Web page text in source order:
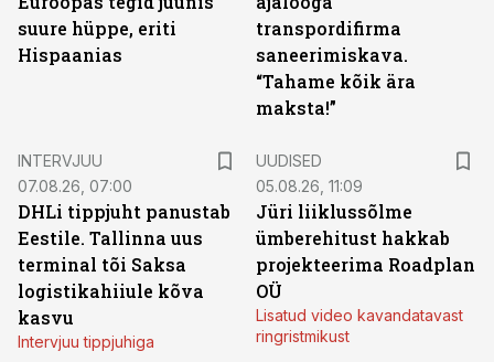
suure hüppe, eriti
Hispaanias
transpordifirma
saneerimiskava.
“Tahame kõik ära
maksta!”
INTERVJUU
07.08.26, 07:00
DHLi tippjuht panustab
Eestile. Tallinna uus
terminal tõi Saksa
logistikahiiule kõva
kasvu
Intervjuu tippjuhiga
UUDISED
05.08.26, 11:09
Jüri liiklussõlme
ümberehitust hakkab
projekteerima Roadplan
OÜ
Lisatud video kavandatavast
ringristmikust